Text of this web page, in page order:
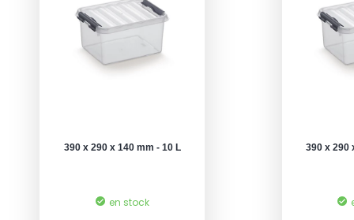
390 x 290 x 140 mm - 10 L
en stock
390 x 290